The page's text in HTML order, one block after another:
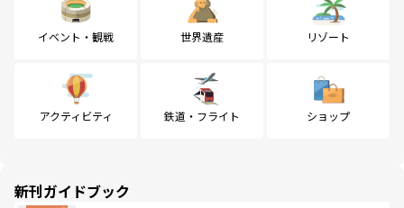
イベント・観戦 世界遺産 リゾート
アクティビティ 鉄道・フライト ショップ
新刊ガイドブック